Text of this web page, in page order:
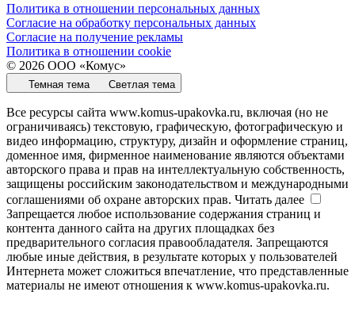
Политика в отношении персональных данных
Согласие на обработку персональных данных
Согласие на получение рекламы
Политика в отношении cookie
© 2026 ООО «Комус»
Темная тема Светлая тема
Все ресурсы сайта www.komus-upakovka.ru, включая (но не
ограничиваясь) текстовую, графическую, фотографическую и
видео информацию, структуру, дизайн и оформление страниц,
доменное имя, фирменное наименование являются объектами
авторского права и прав на интеллектуальную собственность,
защищены российским законодательством и международными
соглашениями об охране авторских прав. Читать далее
Запрещается любое использование содержания страниц и
контента данного сайта на других площадках без
предварительного согласия правообладателя. Запрещаются
любые иные действия, в результате которых у пользователей
Интернета может сложиться впечатление, что представленные
материалы не имеют отношения к www.komus-upakovka.ru.